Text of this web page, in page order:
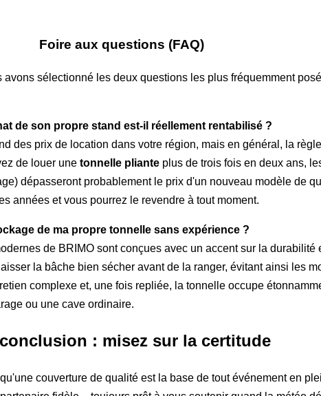
Foire aux questions (FAQ)
sélectionné les deux questions les plus fréquemment
de son propre stand est-il réellement rentabilisé ?
des prix de location dans votre région, mais en général, la
de louer une tonnelle pliante plus de trois fois en deux ans,
dépasseront probablement le prix d'un nouveau modèle de
années et vous pourrez le revendre à tout moment.
de ma propre tonnelle sans expérience ?
de BRIMO sont conçues avec un accent sur la durabilité
la bâche bien sécher avant de la ranger, évitant ainsi les
complexe et, une fois repliée, la tonnelle occupe
ou une cave ordinaire.
: misez sur la certitude
couverture de qualité est la base de tout événement en